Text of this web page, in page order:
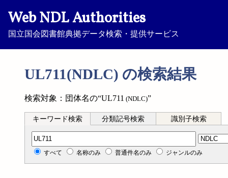
Web NDL Authorities
国立国会図書館典拠データ検索・提供サービス
UL711(NDLC) の検索結果
検索対象：団体名の“UL711 (NDLC)”
キーワード検索 分類記号検索 識別子検索
分類記号検索
すべて 名称のみ 普通件名のみ ジャンルのみ